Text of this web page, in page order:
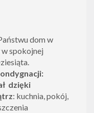
dom w
spokojnej
dzięki
: kuchnia, pokój,